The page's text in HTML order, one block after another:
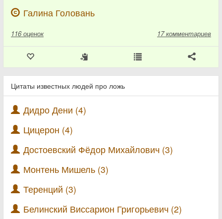
Галина Головань
116 оценок 17 комментариев
Цитаты известных людей про ложь
Дидро Дени (4)
Цицерон (4)
Достоевский Фёдор Михайлович (3)
Монтень Мишель (3)
Теренций (3)
Белинский Виссарион Григорьевич (2)